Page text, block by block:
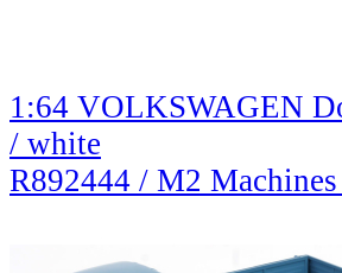
1:64 VOLKSWAGEN
/ white
R892444 / M2 Machines